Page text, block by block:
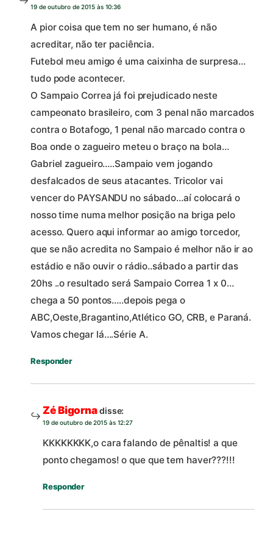
19 de outubro de 2015 às 10:36
A pior coisa que tem no ser humano, é não
acreditar, não ter paciência.
Futebol meu amigo é uma caixinha de surpresa…
tudo pode acontecer.
O Sampaio Correa já foi prejudicado neste
campeonato brasileiro, com 3 penal não marcados
contra o Botafogo, 1 penal não marcado contra o
Boa onde o zagueiro meteu o braço na bola…
Gabriel zagueiro…..Sampaio vem jogando
desfalcados de seus atacantes. Tricolor vai
vencer do PAYSANDU no sábado…aí colocará o
nosso time numa melhor posição na briga pelo
acesso. Quero aqui informar ao amigo torcedor,
que se não acredita no Sampaio é melhor não ir ao
estádio e não ouvir o rádio..sábado a partir das
20hs ..o resultado será Sampaio Correa 1 x 0…
chega a 50 pontos…..depois pega o
ABC,Oeste,Bragantino,Atlético GO, CRB, e Paraná.
Vamos chegar lá….Série A.
Responder
Zé Bigornadisse:
19 de outubro de 2015 às 12:27
KKKKKKKK,o cara falando de pênaltis! a que
ponto chegamos! o que que tem haver???!!!
Responder